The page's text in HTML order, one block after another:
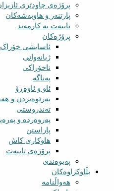
پرۆژەی چاودێری
پارتنەر و هاوبەشەکان
تایبەت بە کارمەند
پرۆژەکان
ئاسایشی خۆراک
ژیانەوانی
ناخۆراکی
پەناگە
ئاو و ئاوەڕۆ
بەرێوەبردن و
تەندروستی
پەروەردە و
پاراستن
هاوکاری کاش
پرۆژەی تایبەت
پەیوەندی
بڵاوکراوەکان
هەواڵنامە